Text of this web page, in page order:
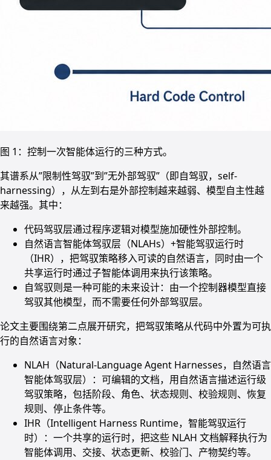
图 1：控制一次智能体运行的三种方式。
其谱系从”限制性驾驭”到”无外部驾驭”（即自驾驭，self-
harnessing），从左到右是外部控制越来越弱、模型自主性越
来越强。其中：
代码驾驭层通过程序逻辑对模型施加硬性外部控制。
自然语言智能体驾驭层（NLAHs）+智能驾驭运行时
（IHR），把驾驭策略移入可读的自然语言，同时由一个
共享运行时通过子智能体调用来执行该策略。
自驾驭则是一种可能的未来设计：由一个控制器模型直接
驾驭其他模型，而不需要任何外部驾驭层。
论文主要围绕第二点展开研究，把驾驭策略从代码中外置为可执
行的自然语言对象：
NLAH（Natural-Language Agent Harnesses，自然语言
智能体驾驭层）：可编辑的文档，用自然语言描述运行级
驾驭策略，包括阶段、角色、状态规则、校验规则、恢复
规则、停止条件等。
IHR（Intelligent Harness Runtime，智能驾驭运行
时）：一个共享的运行时，把这些 NLAH 文档解释执行为
智能体调用、交接、状态更新、校验门、产物契约等。